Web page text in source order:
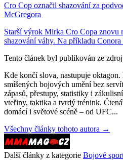
Cro Cop označil shazování za
McGregora
Starší výrok Mirka Cro Copa znovu
shazování váhy. Na příkladu
Tento článek byl publikován ze
Kde končí slova, nastupuje
smíšených bojových umění bez
zápasů, přestupy, statistiky i
vteřiny, taktika a tvrdý trénink.
domácí i světové scéně – od UFC...
Všechny články tohoto autora →
Další články z kategorie Bojové